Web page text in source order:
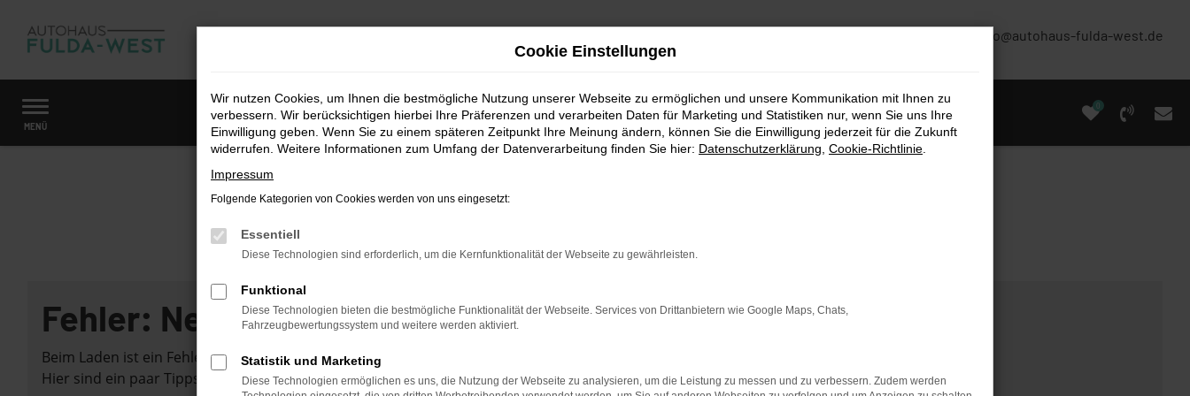
Zum
Hauptinhalt
info@autohaus-fulda-west.de
MENÜ
0
Startseite Fahrzeugmarkt
Fehler: Network Error
Beim Laden ist ein Fehler aufgetreten.
Hier sind ein paar Tipps, die dir helfen können:
Cookie Einstellungen
Wir nutzen Cookies, um Ihnen die bestmögliche Nutzung unserer Webseite zu ermöglichen und unsere Kommunikation mit Ihnen zu
verbessern. Wir berücksichtigen hierbei Ihre Präferenzen und verarbeiten Daten für Marketing und Statistiken nur, wenn Sie uns Ihre
Einwilligung geben. Wenn Sie zu einem späteren Zeitpunkt Ihre Meinung ändern, können Sie die Einwilligung jederzeit für die Zukunft
widerrufen. Weitere Informationen zum Umfang der Datenverarbeitung finden Sie hier: Datenschutzerklärung Cookie-Richtlinie
Impressum
Folgende Kategorien von Cookies werden von uns eingesetzt:
Essentiell
Diese Technologien sind erforderlich, um die Kernfunktionalität der Webseite zu gewährleisten.
Funktional
Diese Technologien bieten die bestmögliche Funktionalität der Webseite. Services von Drittanbietern wie Google Maps, Chats,
Fahrzeugbewertungssystem und weitere werden aktiviert.
Statistik und Marketing
Diese Technologien ermöglichen es uns, die Nutzung der Webseite zu analysieren, um die Leistung zu messen und zu verbessern. Zudem werden